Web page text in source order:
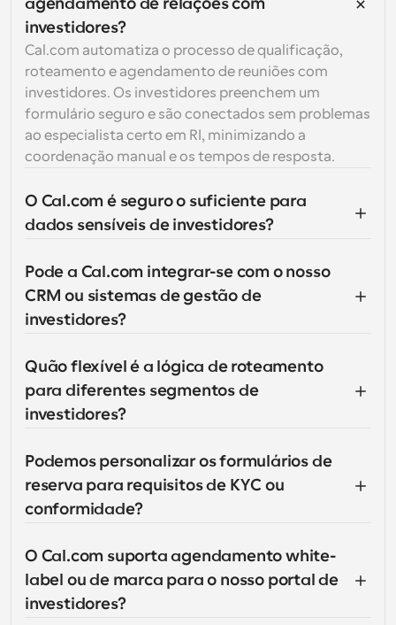
agendamento de relações com
investidores?
Cal.com automatiza o processo de qualificação,
roteamento e agendamento de reuniões com
investidores. Os investidores preenchem um
formulário seguro e são conectados sem problemas
ao especialista certo em RI, minimizando a
coordenação manual e os tempos de resposta.
O Cal.com é seguro o suficiente para
dados sensíveis de investidores?
Pode a Cal.com integrar-se com o nosso
CRM ou sistemas de gestão de
investidores?
Quão flexível é a lógica de roteamento
para diferentes segmentos de
investidores?
Podemos personalizar os formulários de
reserva para requisitos de KYC ou
conformidade?
O Cal.com suporta agendamento white-
label ou de marca para o nosso portal de
investidores?